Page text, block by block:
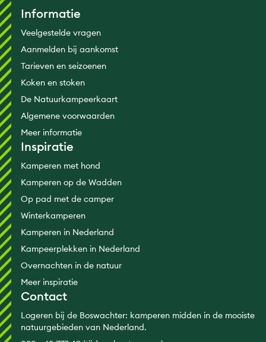
Informatie
Veelgestelde vragen
Aanmelden bij aankomst
Tarieven en seizoenen
Koken en stoken
De Natuurkampeerkaart
Algemene voorwaarden
Meer informatie
Inspiratie
Kamperen met hond
Kamperen op de Wadden
Op pad met de camper
Winterkamperen
Kamperen in Nederland
Kampeerplekken in Nederland
Overnachten in de natuur
Meer inspiratie
Contact
Logeren bij de Boswachter: kamperen midden in de mooiste
natuurgebieden van Nederland.